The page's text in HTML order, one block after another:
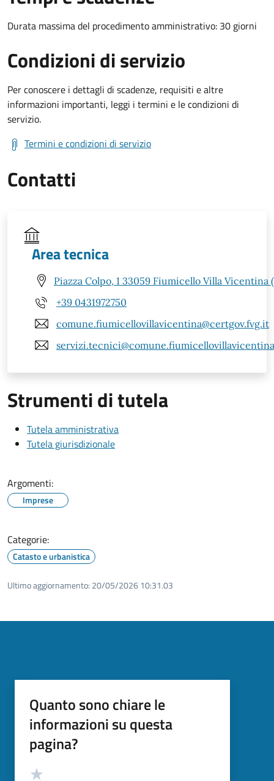
Durata massima del procedimento amministrativo: 30 giorni
Condizioni di servizio
Per conoscere i dettagli di scadenze, requisiti e altre
informazioni importanti, leggi i termini e le condizioni di
servizio.
Termini e condizioni di servizio
Contatti
Area tecnica
Piazza Colpo, 1 33059 Fiumicello Villa Vicentina
+39 0431972750
comune.fiumicellovillavicentina@certgov.fvg.it
Strumenti di tutela
Tutela amministrativa
Tutela giurisdizionale
Argomenti:
Imprese
Categorie:
Catasto e urbanistica
Ultimo aggiornamento: 20/05/2026 10:31.03
Quanto sono chiare le
informazioni su questa
pagina?
Valutazione